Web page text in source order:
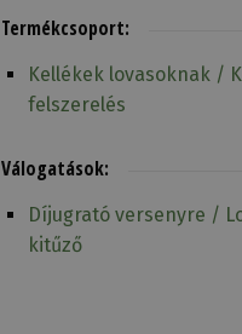
Termékcsoport:
Kellékek lovasoknak /
felszerelés
Válogatások:
Díjugrató versenyre /
kitűző